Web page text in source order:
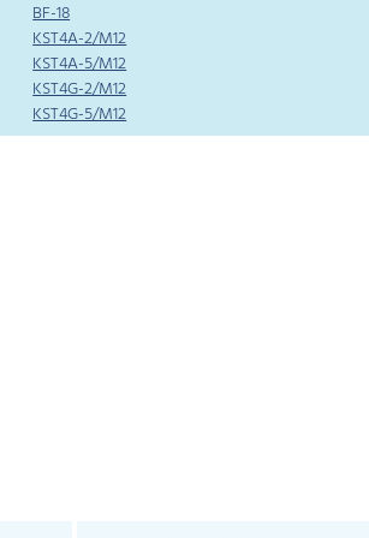
BF-18
KST4A-2/M12
KST4A-5/M12
KST4G-2/M12
KST4G-5/M12